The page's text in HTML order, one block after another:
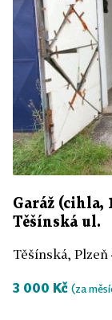
Garáž (cihla,
Těšínská ul.
Těšínská,
3 000 Kč (za